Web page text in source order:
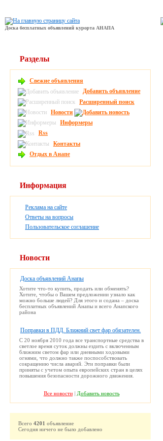
Доска бесплатных объявлений курорта АНАПА
Разделы
Свежие объявления
Добавить объявление
Расширенный поиск
Новости
Информеры
Rss
Контакты
Отдых в Анапе
Информация
Реклама на сайте
Ответы на вопросы
Пользовательское соглашение
Новости
Доска объявлений Анапы
Хотите что-то купить, продать или обменять?
Хотите, чтобы о Вашем предложении узнало как
можно больше людей? Для этого и содана – доска
бесплатных объявлений Анапы и всего Анапского
района
Поправки в ПДД. Ближний свет фар обязателен.
С 20 ноября 2010 года все транспортные средства в
светлое время суток должны ездить с включенным
ближним светом фар или дневными ходовыми
огнями, что должно также поспособствовать
сокращению числа аварий. Эти поправки были
приняты с учетом опыта европейских стран в целях
повышения безопасности дорожного движения.
Все новости| Добавить новость
Всего 4201 объявление
Сегодня ничего не было добавлено